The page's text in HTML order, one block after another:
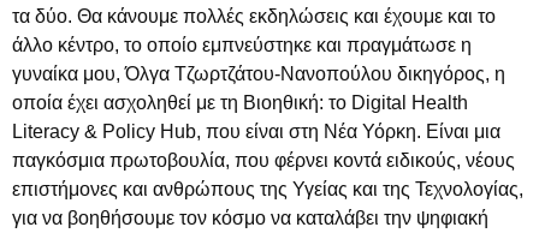
τα δύο. Θα κάνουμε πολλές εκδηλώσεις και έχουμε και το
άλλο κέντρο, το οποίο εμπνεύστηκε και πραγμάτωσε η
γυναίκα μου, Όλγα Τζωρτζάτου-Νανοπούλου δικηγόρος, η
οποία έχει ασχοληθεί με τη Βιοηθική: το Digital Health
Literacy & Policy Hub, που είναι στη Νέα Υόρκη. Είναι μια
παγκόσμια πρωτοβουλία, που φέρνει κοντά ειδικούς, νέους
επιστήμονες και ανθρώπους της Υγείας και της Τεχνολογίας,
για να βοηθήσουμε τον κόσμο να καταλάβει την ψηφιακή